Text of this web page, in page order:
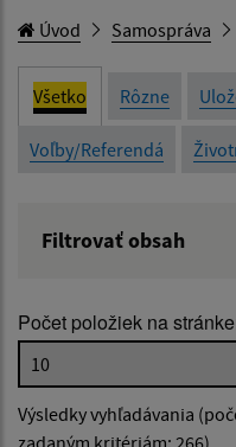
Úvod Samospráva
Všetko Rôzne
Voľby/Referendá
Filtrovať obsah
Popis:
Dátum zverejnenia od:
Počet položiek na
Výsledky vyhľadávania
zadaným kritériám: 266)